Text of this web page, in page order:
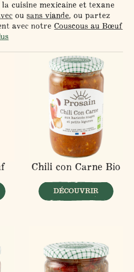
cuisine mexicaine et texane
ousans viande, ou partez
avec notreCouscous au Bœuf
Chili con Carne Bio
DÉCOUVRIR